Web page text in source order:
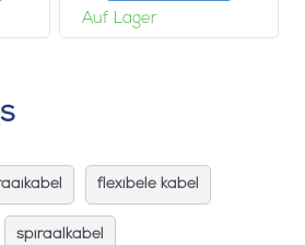
Auf Lager
flexibele kabel
spiraalkabel